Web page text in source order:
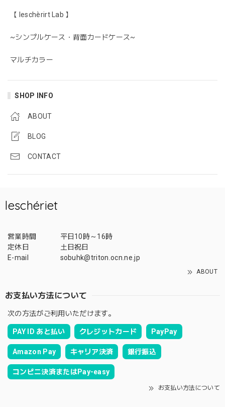
【 leschèrirt Lab 】
~シンプルケース・背面カードケース~
マルチカラー
SHOP INFO
ABOUT
BLOG
CONTACT
leschériet
営業時間
平日10時～16時
定休日
土日祝日
E-mail
sobuhk@triton.ocn.ne.jp
ABOUT
お支払い方法について
次の方法がご利用いただけます。
PAY ID あと払い クレジットカード PayPay
Amazon Pay キャリア決済 銀行振込
コンビニ決済またはPay-easy
お支払い方法について